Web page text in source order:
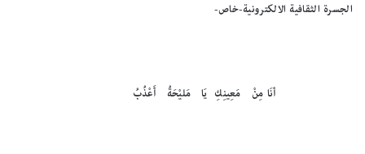
الجسرة الثقافية الالكترونية-خاص-
أنَا مِنْ مَعِينِكِ يَا مَليْحَةُ أَعْذُبُ